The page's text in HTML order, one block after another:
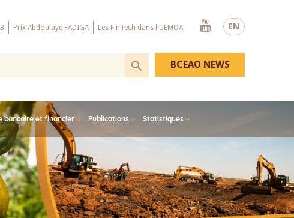
EN
Prix Abdoulaye FADIGA Les FinTech dans l'UEMOA
Youtube
bancaire et financier Publications Statistiques
BCEAO NEWS